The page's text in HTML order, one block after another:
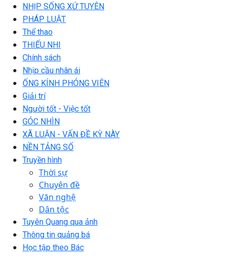
NHỊP SỐNG XỨ TUYÊN
PHÁP LUẬT
Thể thao
THIẾU NHI
Chính sách
Nhịp cầu nhân ái
ỐNG KÍNH PHÓNG VIÊN
Giải trí
Người tốt - Việc tốt
GÓC NHÌN
XÃ LUẬN - VẤN ĐỀ KỲ NÀY
NỀN TẢNG SỐ
Truyền hình
Thời sự
Chuyên đề
Văn nghệ
Dân tộc
Tuyên Quang qua ảnh
Thông tin quảng bá
Học tập theo Bác